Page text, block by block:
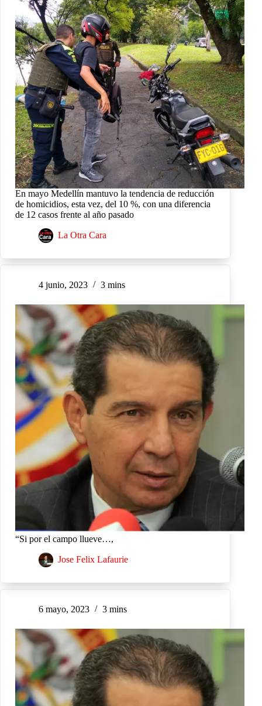
En mayo Medellín mantuvo la tendencia de reducción
de homicidios, esta vez, del 10 %, con una diferencia
de 12 casos frente al año pasado
La Otra Cara
4 junio, 2023 3 mins
“Si por el campo llueve…,
Jose Felix Lafaurie
6 mayo, 2023 3 mins